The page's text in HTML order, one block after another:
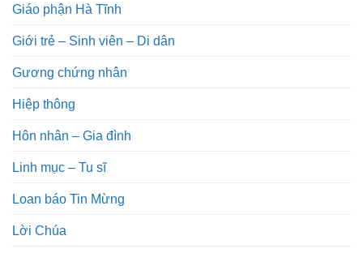
Giáo phận Hà Tĩnh
Giới trẻ – Sinh viên – Di dân
Gương chứng nhân
Hiệp thông
Hôn nhân – Gia đình
Linh mục – Tu sĩ
Loan báo Tin Mừng
Lời Chúa